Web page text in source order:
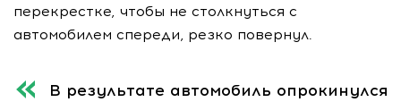
перекрестке, чтобы не столкнуться с
автомобилем спереди, резко повернул.
В результате автомобиль опрокинулся